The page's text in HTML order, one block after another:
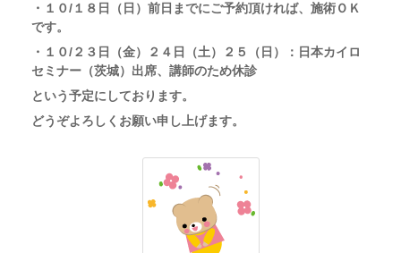
・ １０/１８日（日）前日までにご予約頂ければ、施術ＯＫ
です。
・ １０/２３日（金）２４日（土）２５（日）：日本カイロ
セミナー（茨城）出席、講師のため休診
という予定にしております。
どうぞよろしくお願い申し上げます。